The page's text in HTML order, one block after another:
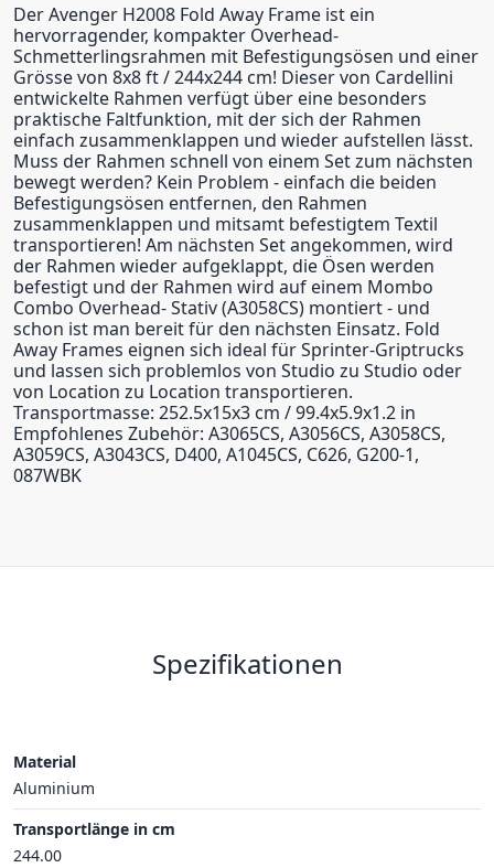
Der Avenger H2008 Fold Away Frame ist ein
hervorragender, kompakter Overhead-
Schmetterlingsrahmen mit Befestigungsösen und einer
Grösse von 8x8 ft / 244x244 cm! Dieser von Cardellini
entwickelte Rahmen verfügt über eine besonders
praktische Faltfunktion, mit der sich der Rahmen
einfach zusammenklappen und wieder aufstellen lässt.
Muss der Rahmen schnell von einem Set zum nächsten
bewegt werden? Kein Problem - einfach die beiden
Befestigungsösen entfernen, den Rahmen
zusammenklappen und mitsamt befestigtem Textil
transportieren! Am nächsten Set angekommen, wird
der Rahmen wieder aufgeklappt, die Ösen werden
befestigt und der Rahmen wird auf einem Mombo
Combo Overhead- Stativ (A3058CS) montiert - und
schon ist man bereit für den nächsten Einsatz. Fold
Away Frames eignen sich ideal für Sprinter-Griptrucks
und lassen sich problemlos von Studio zu Studio oder
von Location zu Location transportieren.
Transportmasse: 252.5x15x3 cm / 99.4x5.9x1.2 in
Empfohlenes Zubehör: A3065CS, A3056CS, A3058CS,
A3059CS, A3043CS, D400, A1045CS, C626, G200-1,
087WBK
Spezifikationen
Material
Aluminium
Transportlänge in cm
244.00